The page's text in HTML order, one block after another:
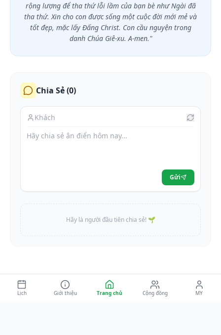
rộng lượng để tha thứ lỗi lầm của bạn bè như Ngài đã
tha thứ. Xin cho con được sống một cuộc đời mới mẻ và
tốt đẹp, mặc lấy Đấng Christ. Con cầu nguyện trong
danh Chúa Giê-xu. A-men."
Chia Sẻ (0)
Gửi
Hãy là người đầu tiên chia sẻ! 🌱
Lịch Giới thiệu Trang chủ Cộng đồng MY